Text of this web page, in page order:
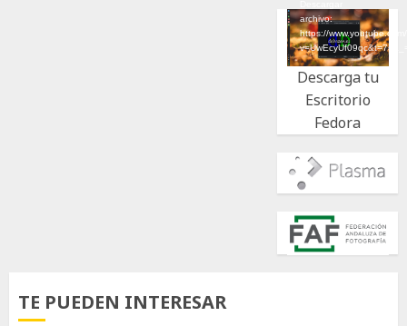
archivo:
https://
Descarga tu
Escritorio
Fedora
TE PUEDEN INTERESAR